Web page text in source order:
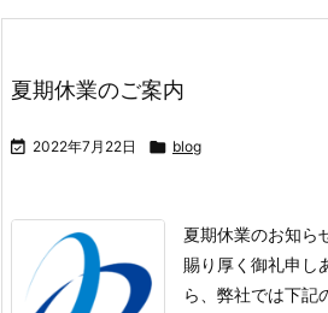
夏期休業のご案内
 2022年7月22日  blog
夏期休業のお知ら
賜り厚く御礼申し
ら、弊社では下記